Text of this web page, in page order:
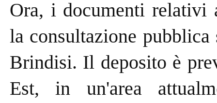
Ora, i documenti relativi
la consultazione
Brindisi. Il deposito è
Est, in un'area